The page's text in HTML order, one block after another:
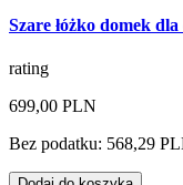
Szare łóżko domek
rating
699,00 PLN
Bez podatku: 568,29